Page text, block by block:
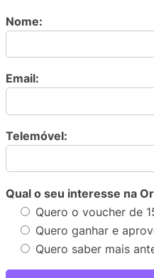
Nome:
Email:
Telemóvel:
Qual o seu interesse na
Quero o voucher de
Quero ganhar e
Quero saber mais